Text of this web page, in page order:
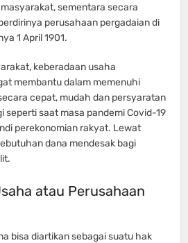
sementara secara
perusahaan pergadaian di
1 April 1901.
keberadaan usaha
membantu dalam memenuhi
cepat, mudah dan persyaratan
seperti saat masa pandemi Covid-19
perekonomian rakyat. Lewat
dana mendesak bagi
atau Perusahaan
bisa diartikan sebagai suatu hak